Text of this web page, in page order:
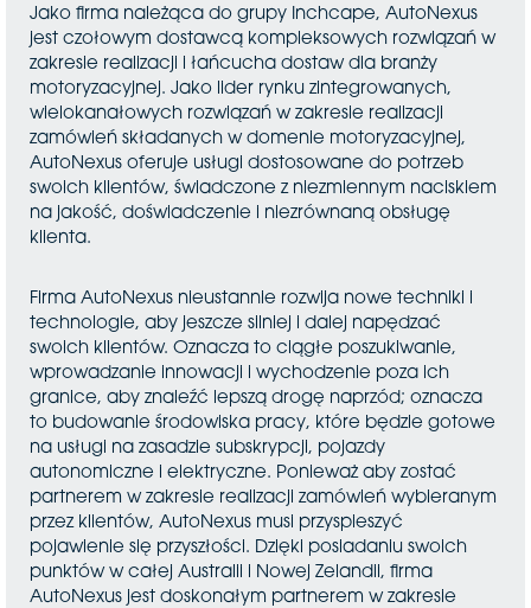
Jako firma należąca do grupy Inchcape, AutoNexus
jest czołowym dostawcą kompleksowych rozwiązań w
zakresie realizacji i łańcucha dostaw dla branży
motoryzacyjnej. Jako lider rynku zintegrowanych,
wielokanałowych rozwiązań w zakresie realizacji
zamówień składanych w domenie motoryzacyjnej,
AutoNexus oferuje usługi dostosowane do potrzeb
swoich klientów, świadczone z niezmiennym naciskiem
na jakość, doświadczenie i niezrównaną obsługę
klienta.
Firma AutoNexus nieustannie rozwija nowe techniki i
technologie, aby jeszcze silniej i dalej napędzać
swoich klientów. Oznacza to ciągłe poszukiwanie,
wprowadzanie innowacji i wychodzenie poza ich
granice, aby znaleźć lepszą drogę naprzód; oznacza
to budowanie środowiska pracy, które będzie gotowe
na usługi na zasadzie subskrypcji, pojazdy
autonomiczne i elektryczne. Ponieważ aby zostać
partnerem w zakresie realizacji zamówień wybieranym
przez klientów, AutoNexus musi przyspieszyć
pojawienie się przyszłości. Dzięki posiadaniu swoich
punktów w całej Australii i Nowej Zelandii, firma
AutoNexus jest doskonałym partnerem w zakresie